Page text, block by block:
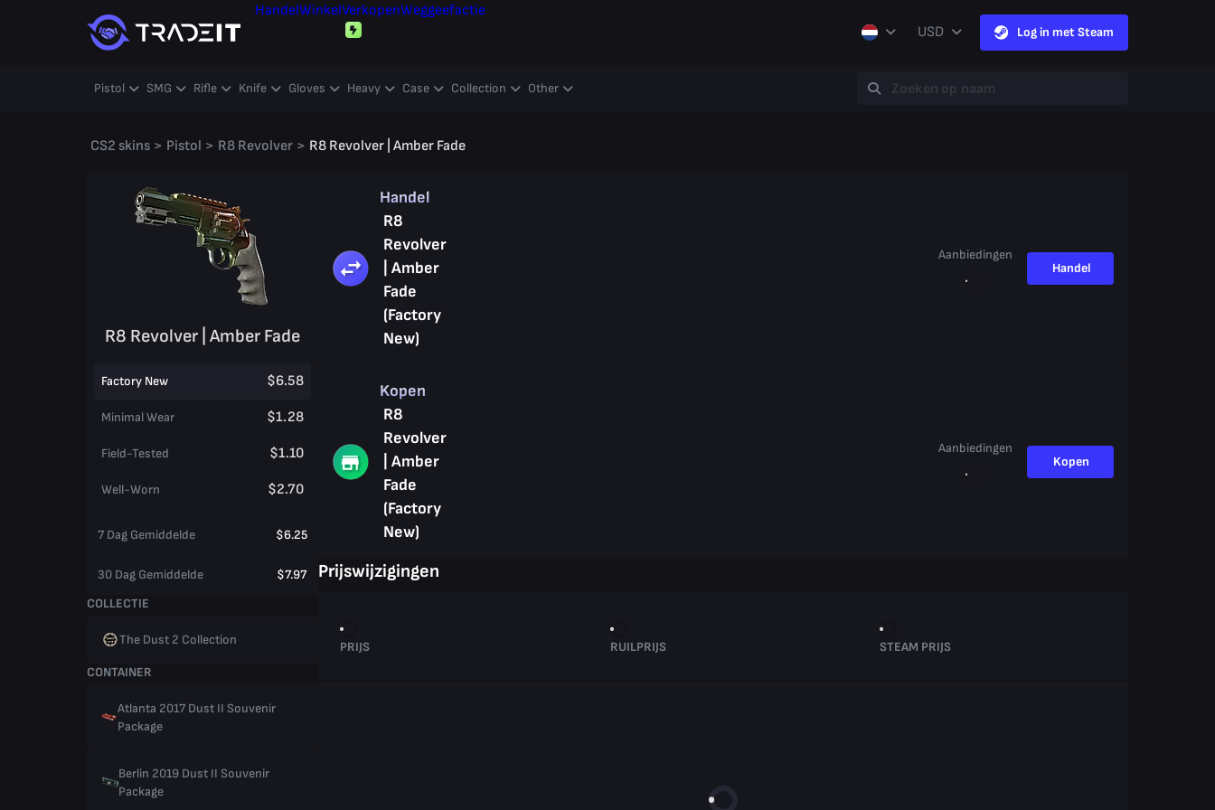
HandelWinkelVerkopenWeggeefactie
USD
Log in met Steam
Pistol SMG Rifle Knife Gloves Heavy Case Collection Other
CS2 skins > Pistol > R8 Revolver > R8 Revolver | Amber Fade
R8 Revolver | Amber Fade
Factory New $6.58
Minimal Wear $1.28
Field-Tested $1.10
Well-Worn $2.70
7 Dag Gemiddelde $6.25
30 Dag Gemiddelde
$7.97
COLLECTIE
The Dust 2 Collection
CONTAINER
Atlanta 2017 Dust II Souvenir
Package
Berlin 2019 Dust II Souvenir
Package
Handel
R8
Revolver
| Amber
Fade
(Factory
New)
Aanbiedingen
Handel
Kopen
R8
Revolver
| Amber
Fade
(Factory
New)
Aanbiedingen
Kopen
Prijswijzigingen
PRIJS RUILPRIJS STEAM PRIJS